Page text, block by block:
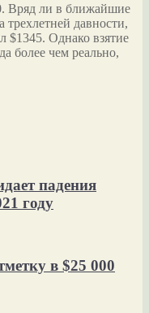
Вряд ли в ближайшие
давности,
$1345. Однако взятие
более чем реально,
падения
году
в $25 000